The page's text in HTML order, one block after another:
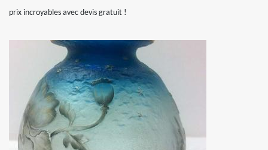
prix incroyables avec devis gratuit !